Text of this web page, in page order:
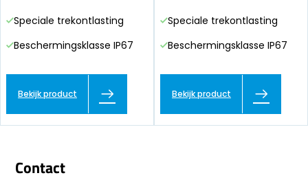
Speciale trekontlasting
Beschermingsklasse IP67
Bekijk product
Speciale trekontlasting
Beschermingsklasse IP67
Bekijk product
Contact